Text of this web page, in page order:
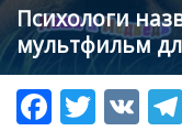
Психологи
мультфильм